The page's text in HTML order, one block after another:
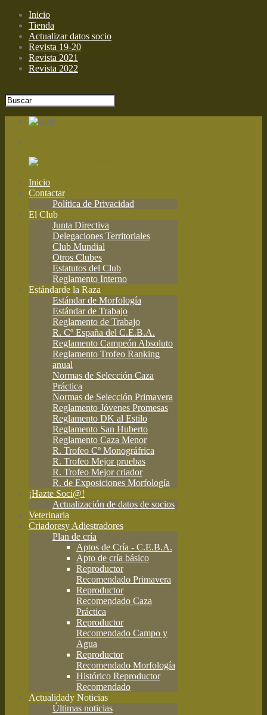
Inicio
Tienda
Actualizar datos socio
Revista 19-20
Revista 2021
Revista 2022
Inicio
Contactar
Política de Privacidad
El Club
Junta Directiva
Delegaciones Territoriales
Club Mundial
Otros Clubes
Estatutos del Club
Reglamento Interno
Estándarde la Raza
Estándar de Morfología
Estándar de Trabajo
Reglamento de Trabajo
R. Cº España del C.E.B.A.
Reglamento Campeón Absoluto
Reglamento Trofeo Ranking
anual
Normas de Selección Caza
Práctica
Normas de Selección Primavera
Reglamento Jóvenes Promesas
Reglamento DK al Estilo
Reglamento San Huberto
Reglamento Caza Menor
R. Trofeo Cº Monográfrica
R. Trofeo Mejor pruebas
R. Trofeo Mejor criador
R. de Exposiciones Morfología
¡Hazte Soci@!
Actualización de datos de socios
Veterinaria
Criadoresy Adiestradores
Plan de cría
Aptos de Cría - C.E.B.A.
Apto de cría básico
Reproductor
Recomendado Primavera
Reproductor
Recomendado Caza
Práctica
Reproductor
Recomendado Campo y
Agua
Reproductor
Recomendado Morfología
Histórico Reproductor
Recomendado
Actualidady Noticias
Últimas noticias